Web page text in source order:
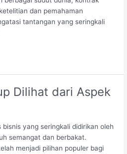
dan pemahaman
tantangan yang seringkali
Dilihat dari Aspek
yang seringkali didirikan oleh
semangat dan berbakat.
menjadi pilihan populer bagi